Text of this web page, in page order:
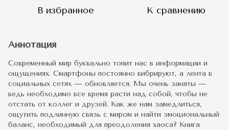
В избранное К сравнению
Аннотация
Современный мир буквально топит нас в информации и
ощущениях. Смартфоны постоянно вибрируют, а лента в
социальных сетях — обновляется. Мы очень заняты —
ведь необходимо все время расти над собой, чтобы не
отстать от коллег и друзей. Как же нам замедлиться,
ощутить подлинную связь с миром и найти эмоциональный
баланс, необходимый для преодоления хаоса? Книга